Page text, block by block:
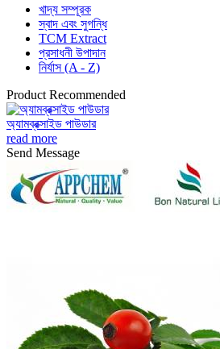
খাদ্য সম্পূরক
স্বাদ এবং সুগন্ধি
TCM Extract
প্রসাধনী উপাদান
নির্যাস (A - Z)
Product Recommended
অ্যামব্রক্সাইড পাউডার
read more
Send Message